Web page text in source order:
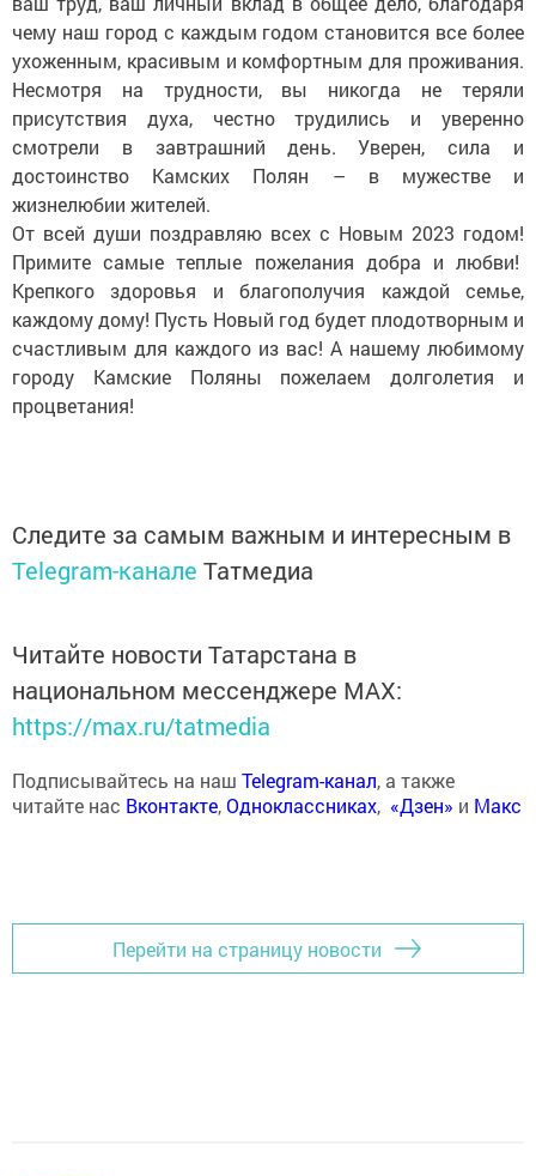
чему наш город с каждым годом становится все более
ухоженным, красивым и комфортным для проживания.
Несмотря на трудности, вы никогда не теряли
присутствия духа, честно трудились и уверенно
смотрели в завтрашний день. Уверен, сила и
достоинство Камских Полян – в мужестве и
жизнелюбии жителей.
От всей души поздравляю всех с Новым 2023 годом!
Примите самые теплые пожелания добра и любви!
Крепкого здоровья и благополучия каждой семье,
каждому дому! Пусть Новый год будет плодотворным и
счастливым для каждого из вас! А нашему любимому
городу Камские Поляны пожелаем долголетия и
процветания!
Следите за самым важным и интересным в
Telegram-канале Татмедиа
Читайте новости Татарстана в
национальном мессенджере MАХ:
https://max.ru/tatmedia
Подписывайтесь на наш Telegram-канал, а также
читайте нас Вконтакте,Одноклассниках, «Дзен» и Макс
Перейти на страницу новости